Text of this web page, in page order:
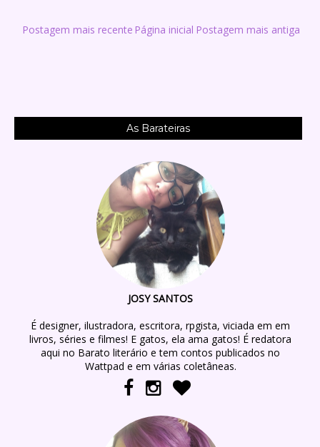
Postagem mais recente Postagem mais antiga
Página inicial
As Barateiras
JOSY SANTOS
É designer, ilustradora, escritora, rpgista, viciada em em
livros, séries e filmes! E gatos, ela ama gatos! É redatora
aqui no Barato literário e tem contos publicados no
Wattpad e em várias coletâneas.